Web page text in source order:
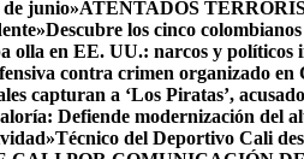
de junio»ATENTADOS
Descubre los cinco
olla en EE. UU.: narcos y políticos
contra crimen organizado en
capturan a ‘Los Piratas’,
Defiende modernización del
Técnico del Deportivo Cali